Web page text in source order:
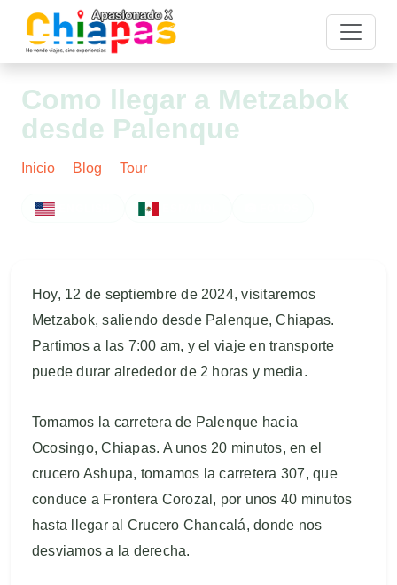
Como llegar a Metzabok
desde Palenque
Inicio Blog Tour
ENGLISH
Hoy, 12 de septiembre de 2024, visitaremos
Metzabok, saliendo desde Palenque, Chiapas.
Partimos a las 7:00 am, y el viaje en transporte
puede durar alrededor de 2 horas y media.
Tomamos la carretera de Palenque hacia
Ocosingo, Chiapas. A unos 20 minutos, en el
crucero Ashupa, tomamos la carretera 307, que
conduce a Frontera Corozal, por unos 40 minutos
hasta llegar al Crucero Chancalá, donde nos
desviamos a la derecha.